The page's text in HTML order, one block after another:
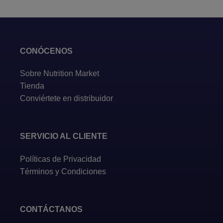
CONÓCENOS
Sobre Nutrition Market
Tienda
Conviértete en distribuidor
SERVICIO AL CLIENTE
Políticas de Privacidad
Términos y Condiciones
CONTÁCTANOS